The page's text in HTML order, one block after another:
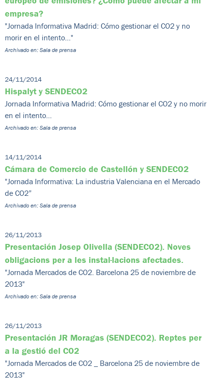
empresa?
"Jornada Informativa Madrid: Cómo gestionar el CO2 y no
morir en el intento..."
Archivado en: Sala de prensa
24/11/2014
Hispalyt y SENDECO2
Jornada Informativa Madrid: Cómo gestionar el CO2 y no morir
en el intento...
Archivado en: Sala de prensa
14/11/2014
Cámara de Comercio de Castellón y SENDECO2
"Jornada Informativa: La industria Valenciana en el Mercado
de CO2”
Archivado en: Sala de prensa
26/11/2013
Presentación Josep Olivella (SENDECO2). Noves
obligacions per a les instal·lacions afectades.
"Jornada Mercados de CO2. Barcelona 25 de noviembre de
2013"
Archivado en: Sala de prensa
26/11/2013
Presentación JR Moragas (SENDECO2). Reptes per
a la gestió del CO2
"Jornada Mercados de CO2 _ Barcelona 25 de noviembre de
2013"